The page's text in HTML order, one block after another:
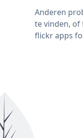
Anderen
te vinden, of
flickr apps